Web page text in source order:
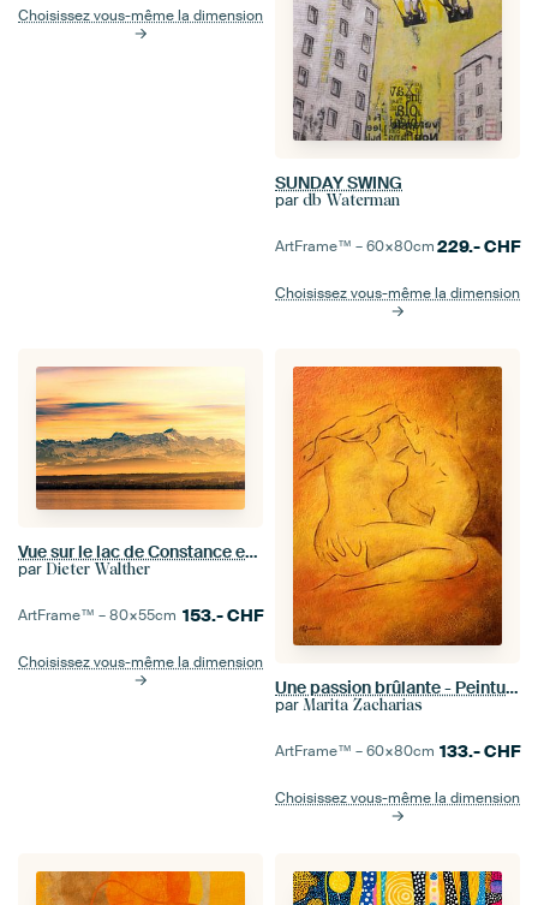
Choisissez vous-même la dimension
SUNDAY SWING
par db Waterman
ArtFrame™ –60×80cm229.-CHF
Choisissez vous-même la dimension
Vue sur le lac de Constance et les Alpes suisses en automne
par Dieter Walther
ArtFrame™ –80×55cm 153.-CHF
Choisissez vous-même la dimension
Une passion brûlante - Peinture de nu Love couple
par Marita Zacharias
ArtFrame™ –60×80cm 133.-CHF
Choisissez vous-même la dimension